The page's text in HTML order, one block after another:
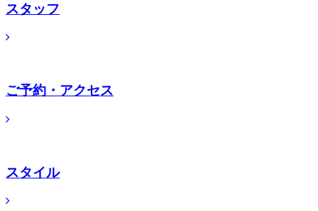
スタッフ
ご予約・アクセス
スタイル